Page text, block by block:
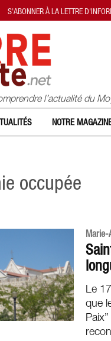
l’actualité du
NOTRE
occupée
Marie-
Le
que
S'ABONNER À LA LETTRE